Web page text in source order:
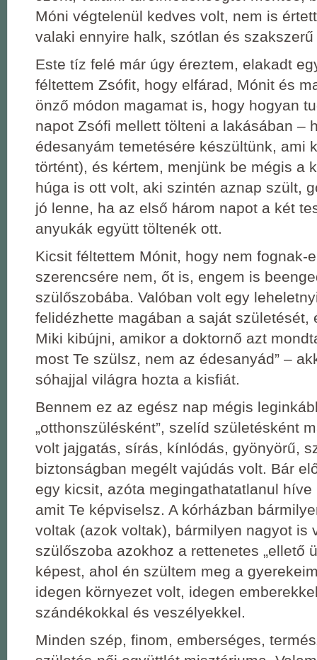
Móni végtelenül kedves volt, nem is
valaki ennyire halk, szótlan és
Este tíz felé már úgy éreztem, elakadt
féltettem Zsófit, hogy elfárad, Mónit és
önző módon magamat is, hogy hogyan
napot Zsófi mellett tölteni a lakásában –
édesanyám temetésére készültünk, ami
történt), és kértem, menjünk be mégis a
húga is ott volt, aki szintén aznap szült,
jó lenne, ha az első három napot a két
anyukák együtt töltenék ott.
Kicsit féltettem Mónit, hogy nem fognak-
szerencsére nem, őt is, engem is
szülőszobába. Valóban volt egy
felidézhette magában a saját születését,
Miki kibújni, amikor a doktornő azt
most Te szülsz, nem az édesanyád” –
sóhajjal világra hozta a kisfiát.
Bennem ez az egész nap mégis
„otthonszülésként”, szelíd születésként
volt jajgatás, sírás, kínlódás, gyönyörű,
biztonságban megélt vajúdás volt. Bár
egy kicsit, azóta megingathatatlanul híve
amit Te képviselsz. A kórházban
voltak (azok voltak), bármilyen nagyot is
szülőszoba azokhoz a rettenetes „ellető
képest, ahol én szültem meg a
idegen környezet volt, idegen
szándékokkal és veszélyekkel.
Minden szép, finom, emberséges,